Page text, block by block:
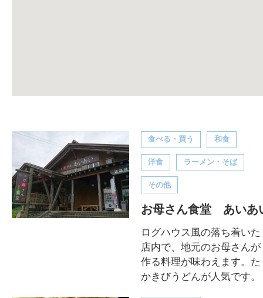
食べる・買う 和食
洋食 ラーメン・そば
その他
お母さん食堂 あいあ
ログハウス風の落ち着いた
店内で、地元のお母さんが
作る料理が味わえます。た
かきびうどんが人気です。